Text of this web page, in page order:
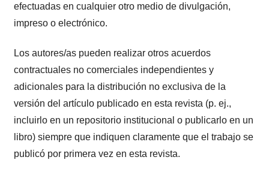
efectuadas en cualquier otro medio de divulgación,
impreso o electrónico.
Los autores/as pueden realizar otros acuerdos
contractuales no comerciales independientes y
adicionales para la distribución no exclusiva de la
versión del artículo publicado en esta revista (p. ej.,
incluirlo en un repositorio institucional o publicarlo en un
libro) siempre que indiquen claramente que el trabajo se
publicó por primera vez en esta revista.